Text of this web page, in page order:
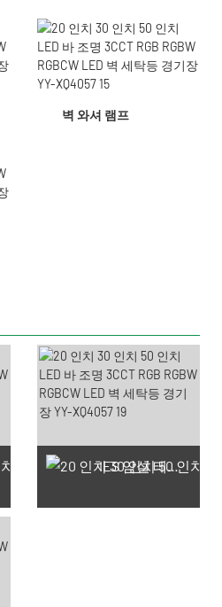
벽 와셔 램프
IES 암실 테스트